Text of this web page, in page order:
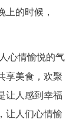
的时候，
心情愉悦的气
享美食，欢聚
让人感到幸福
让人们心情愉